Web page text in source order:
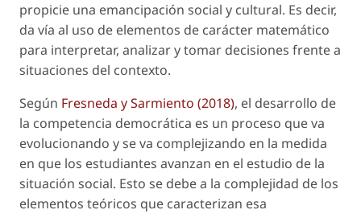
propicie una emancipación social y cultural. Es decir,
da vía al uso de elementos de carácter matemático
para interpretar, analizar y tomar decisiones frente a
situaciones del contexto.
Según Fresneda y Sarmiento (2018), el desarrollo de
la competencia democrática es un proceso que va
evolucionando y se va complejizando en la medida
en que los estudiantes avanzan en el estudio de la
situación social. Esto se debe a la complejidad de los
elementos teóricos que caracterizan esa